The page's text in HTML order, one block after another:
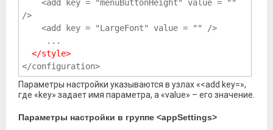
/>
<add key = "LargeFont" value = "" />
...
</style>
</configuration>
Параметры настройки указываются в узлах «<add key=»,
где «key» задает имя параметра, а «value» – его значение.
Параметры настройки в группе <appSettings>